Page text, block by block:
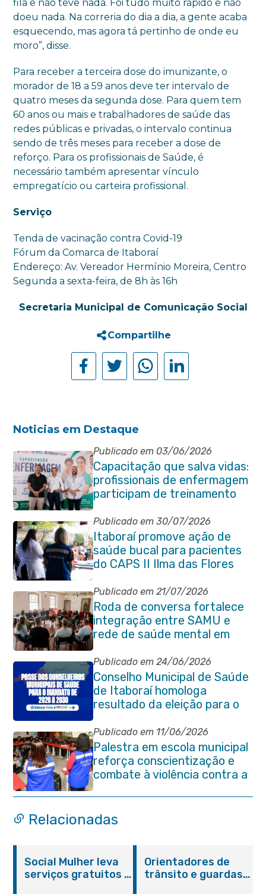
fila e não teve nada. Foi tudo muito rápido e não
doeu nada. Na correria do dia a dia, a gente acaba
esquecendo, mas agora tá pertinho de onde eu
moro”, disse.
Para receber a terceira dose do imunizante, o
morador de 18 a 59 anos deve ter intervalo de
quatro meses da segunda dose. Para quem tem
60 anos ou mais e trabalhadores de saúde das
redes públicas e privadas, o intervalo continua
sendo de três meses para receber a dose de
reforço. Para os profissionais de Saúde, é
necessário também apresentar vínculo
empregatício ou carteira profissional.
Serviço
Tenda de vacinação contra Covid-19
Fórum da Comarca de Itaboraí
Endereço: Av. Vereador Hermínio Moreira, Centro
Segunda a sexta-feira, de 8h às 16h
Secretaria Municipal de Comunicação Social
Compartilhe
Noticias em Destaque
Publicado em 03/06/2026
Capacitação que salva vidas:
profissionais de enfermagem
participam de treinamento
em primeiros socorros em
Itaboraí
Publicado em 30/07/2026
Itaboraí promove ação de
saúde bucal para pacientes
do CAPS II Ilma das Flores
Publicado em 21/07/2026
Roda de conversa fortalece
integração entre SAMU e
rede de saúde mental em
Itaboraí
Publicado em 24/06/2026
Conselho Municipal de Saúde
de Itaboraí homologa
resultado da eleição para o
quadriênio 2026–2030
Publicado em 11/06/2026
Palestra em escola municipal
reforça conscientização e
combate à violência contra a
pessoa idosa em Itaboraí
Relacionadas
Social Mulher leva
serviços gratuitos à
Orientadores de
trânsito e guardas